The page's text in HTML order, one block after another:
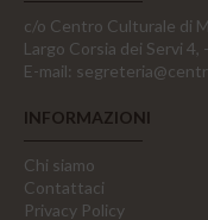
c/o Centro Culturale di
Largo Corsia dei Servi 4,
E-mail:
INFORMAZIONI
Chi siamo
Contattaci
Privacy Policy